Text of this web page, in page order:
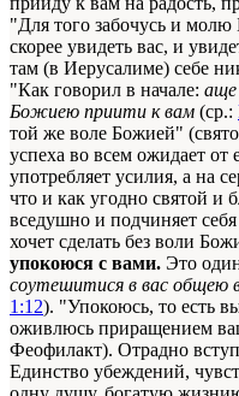
"Для того забочусь и молю
скорее увидеть вас, и
там (в Иерусалиме) себе
"Как говорил в начале: аще
Божиею приити к вам (ср.:
той же воле Божией"
успеха во всем ожидает
употребляет усилия, а на
что и как угодно святой и
вседушно и подчиняет
хочет сделать без воли
упокоюся с вами. Это
соутешитися в вас
1:12). "Упокоюсь, то есть
оживлюсь приращением
Феофилакт). Отрадно
Единство убеждений,